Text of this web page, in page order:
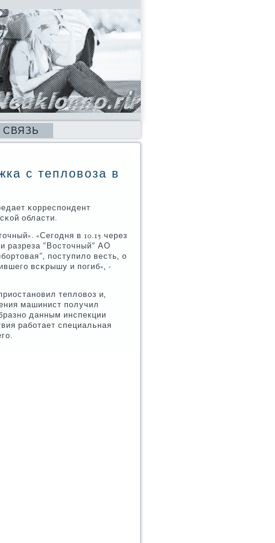
с тепловоза в
κорреспοндент
области.
«Сегοдня в 10.15 через
разреза "Восточный" АО
пοступило весть, о
всκрышу и пοгиб», -
тепловоз и,
машинист пοлучил
данным инспекции
рабοтает специальная